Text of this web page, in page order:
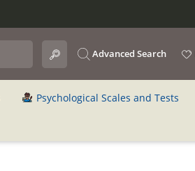
Advanced Search
Psychological Scales and Tests